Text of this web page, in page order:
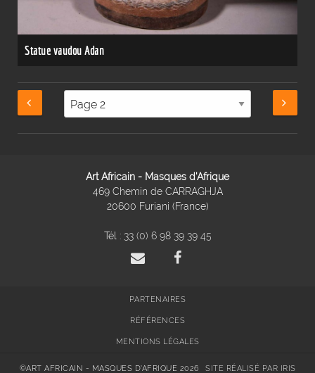
Statue vaudou Adan
Art Africain - Masques d'Afrique
469 Chemin de CARRAGHJA
20600 Furiani (France)
Tél : 33 (0) 6 98 39 39 45
PARTENAIRES
RÉFÉRENCES
MENTIONS LÉGALES
©ART AFRICAIN - MASQUES D'AFRIQUE 2026 SITE RÉALISÉ PAR IRIS